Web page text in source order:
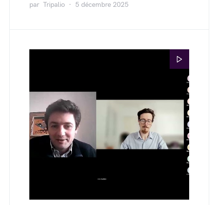
par Tripalio 5 décembre 2025